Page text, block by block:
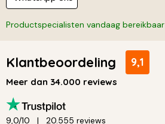
Productspecialisten vandaag
Klantbeoordeling 9,1
Meer dan 34.000 reviews
9,0/10 20.555 reviews